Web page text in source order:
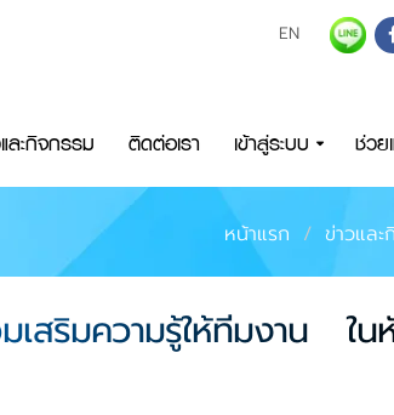
EN
ละกิจกรรม ติดต่อเรา เข้าสู่ระบบ ช่วย
หน้าแรก ข่าวแล
สริมความรู้ให้ทีมงาน ใน